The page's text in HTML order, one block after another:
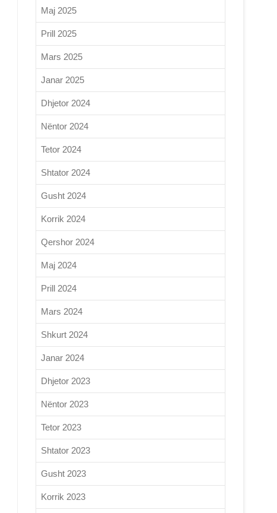
Maj 2025
Prill 2025
Mars 2025
Janar 2025
Dhjetor 2024
Nëntor 2024
Tetor 2024
Shtator 2024
Gusht 2024
Korrik 2024
Qershor 2024
Maj 2024
Prill 2024
Mars 2024
Shkurt 2024
Janar 2024
Dhjetor 2023
Nëntor 2023
Tetor 2023
Shtator 2023
Gusht 2023
Korrik 2023